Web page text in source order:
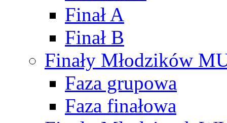
Finał A
Finał B
Finały Młodzików
Faza grupowa
Faza finałowa